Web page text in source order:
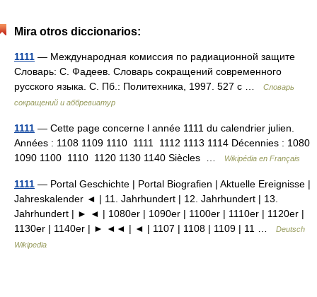
Mira otros diccionarios:
1111 — Международная комиссия по радиационной защите
Словарь: С. Фадеев. Словарь сокращений современного
русского языка. С. Пб.: Политехника, 1997. 527 с …
Словарь
сокращений и аббревиатур
1111 — Cette page concerne l année 1111 du calendrier julien.
Années : 1108 1109 1110 1111 1112 1113 1114 Décennies : 1080
1090 1100 1110 1120 1130 1140 Siècles …
Wikipédia en Français
1111 — Portal Geschichte | Portal Biografien | Aktuelle Ereignisse |
Jahreskalender ◄ | 11. Jahrhundert | 12. Jahrhundert | 13.
Jahrhundert | ► ◄ | 1080er | 1090er | 1100er | 1110er | 1120er |
1130er | 1140er | ► ◄◄ | ◄ | 1107 | 1108 | 1109 | 11 …
Deutsch
Wikipedia